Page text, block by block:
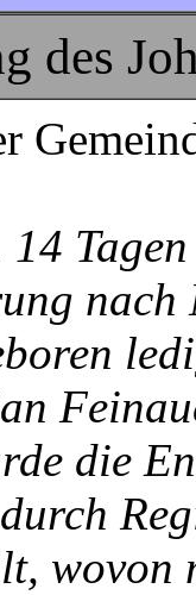
des
nach
die
wovon